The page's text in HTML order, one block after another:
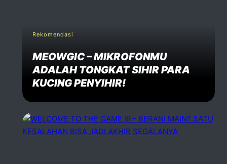
Rekomendasi
MEOWGIC – MIKROFONMU
ADALAH TONGKAT SIHIR PARA
KUCING PENYIHIR!